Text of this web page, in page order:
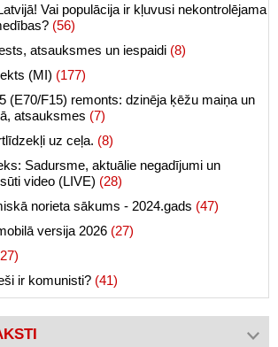
Vai populācija ir kļuvusi nekontrolējama
(56)
atsauksmes un iespaidi (8)
(MI) (177)
(E70/F15) remonts: dzinēja ķēžu maiņa un
atsauksmes (7)
uz ceļa. (8)
Sadursme, aktuālie negadījumi un
video (LIVE) (28)
norieta sākums - 2024.gads (47)
versija 2026 (27)
ir komunisti? (41)